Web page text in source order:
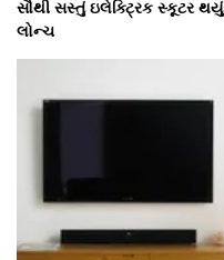
સૌથી સસ્તું ઇલેક્ટ્રિક સ્કૂટર થયું
લોન્ચ